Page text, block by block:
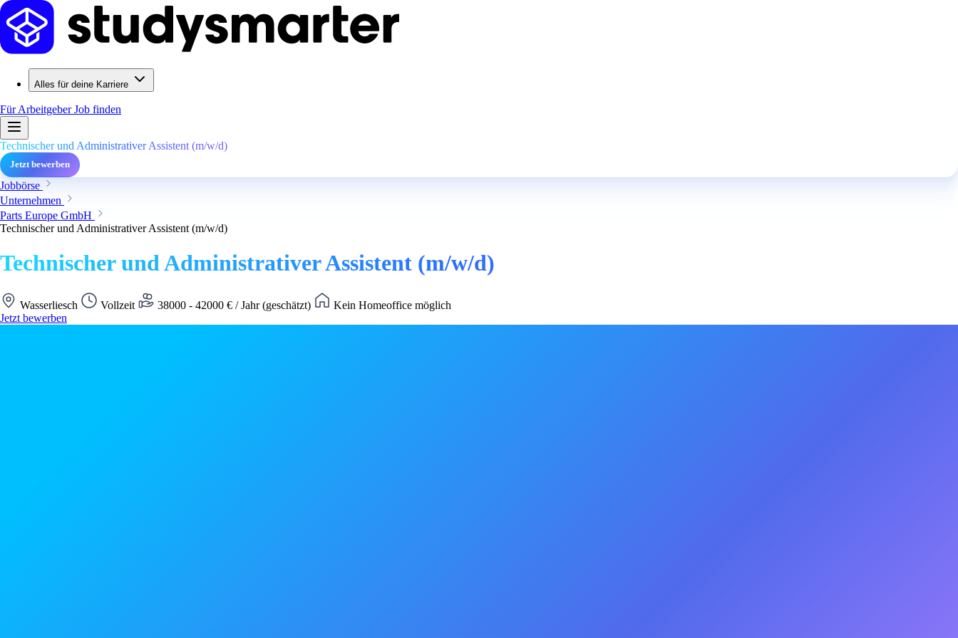
Alles für deine Karriere
Für ArbeitgeberJob finden
Technischer und Administrativer Assistent (m/w/d)
Jetzt bewerben
Jobbörse
Unternehmen
Parts Europe GmbH
Technischer und Administrativer Assistent (m/w/d)
Technischer und Administrativer Assistent (m/w/d)
Wasserliesch Vollzeit 38000 - 42000 € / Jahr (geschätzt)
Kein Homeoffice möglich
Jetzt bewerben